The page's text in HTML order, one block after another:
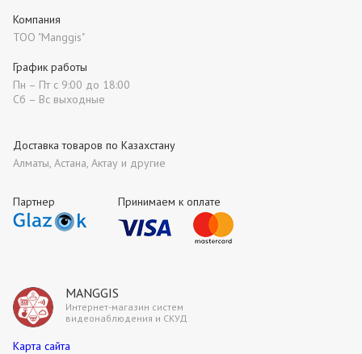
MANGGIS
Интернет-магазин систем
видеонаблюдения и СКУД
Партнер Принимаем к оплате
Компания
ТОО "Manggis"
Доставка товаров по Казахстану
Алматы, Астана, Актау и другие
График работы
Пн – Пт с 9:00 до 18:00
Сб – Вс выходные
Карта сайта